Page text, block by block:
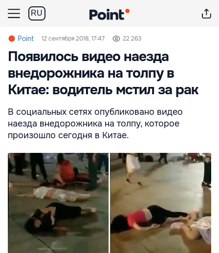
RU
Point 12 сентября 2018, 17:47 22 263
Появилось видео наезда
внедорожника на толпу в
Китае: водитель мстил за рак
В социальных сетях опубликовано видео
наезда внедорожника на толпу, которое
произошло сегодня в Китае.